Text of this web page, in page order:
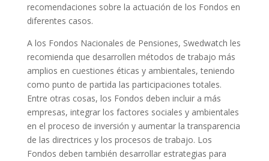
recomendaciones sobre la actuación de los Fondos en
diferentes casos.
A los Fondos Nacionales de Pensiones, Swedwatch les
recomienda que desarrollen métodos de trabajo más
amplios en cuestiones éticas y ambientales, teniendo
como punto de partida las participaciones totales.
Entre otras cosas, los Fondos deben incluir a más
empresas, integrar los factores sociales y ambientales
en el proceso de inversión y aumentar la transparencia
de las directrices y los procesos de trabajo. Los
Fondos deben también desarrollar estrategias para